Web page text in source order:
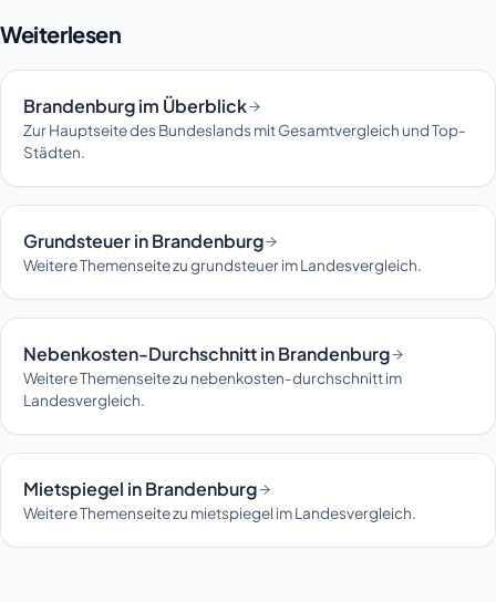
Weiterlesen
Brandenburg im Überblick
Zur Hauptseite des Bundeslands mit Gesamtvergleich und Top-
Städten.
Grundsteuer in Brandenburg
Weitere Themenseite zu grundsteuer im Landesvergleich.
Nebenkosten-Durchschnitt in Brandenburg
Weitere Themenseite zu nebenkosten-durchschnitt im
Landesvergleich.
Mietspiegel in Brandenburg
Weitere Themenseite zu mietspiegel im Landesvergleich.